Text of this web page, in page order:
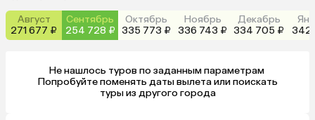
Август
271 677 ₽
Сентябрь
254 728 ₽
Октябрь
335 773 ₽
Ноябрь
336 743 ₽
Декабрь
334 705 ₽
342
Не нашлось туров по заданным параметрам
туры из другого города